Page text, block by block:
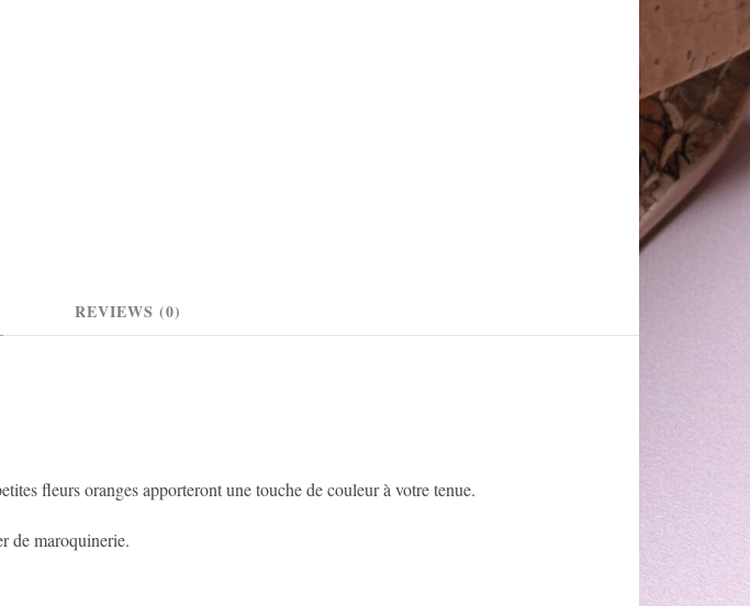
REVIEWS (0)
fleurs oranges apporteront une touche de couleur à votre tenue.
de maroquinerie.